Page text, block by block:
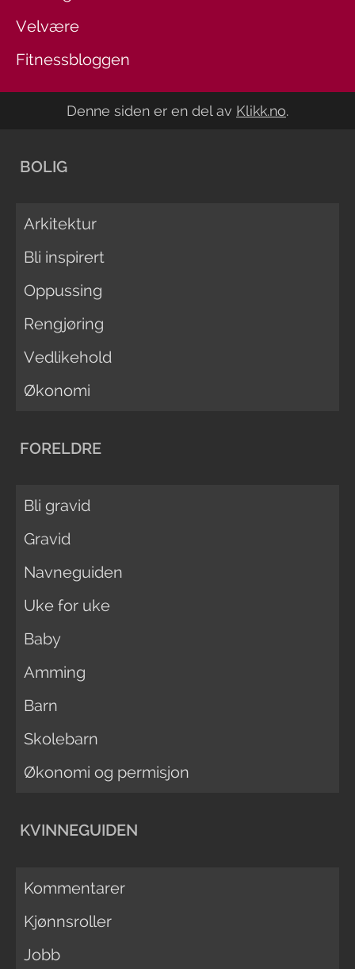
Velvære
Fitnessbloggen
Denne siden er en del av Klikk.no.
BOLIG
Arkitektur
Bli inspirert
Oppussing
Rengjøring
Vedlikehold
Økonomi
FORELDRE
Bli gravid
Gravid
Navneguiden
Uke for uke
Baby
Amming
Barn
Skolebarn
Økonomi og permisjon
KVINNEGUIDEN
Kommentarer
Kjønnsroller
Jobb